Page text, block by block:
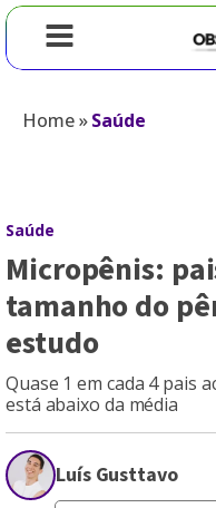
Home»Saúde
Saúde
Micropênis:
tamanho do
estudo
Quase 1 em cada 4 pais
está abaixo da média
Luís Gusttavo